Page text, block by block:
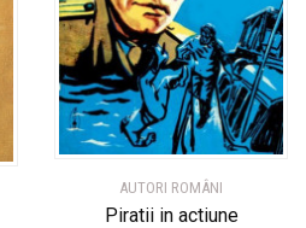
AUTORI ROMÂNI
Piratii in actiune